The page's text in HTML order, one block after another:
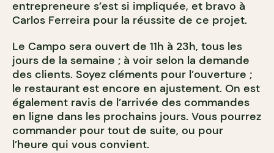
entrepreneure s’est si impliquée, et bravo à
Carlos Ferreira pour la réussite de ce projet.
Le Campo sera ouvert de 11h à 23h, tous les
jours de la semaine ; à voir selon la demande
des clients. Soyez cléments pour l’ouverture ;
le restaurant est encore en ajustement. On est
également ravis de l’arrivée des commandes
en ligne dans les prochains jours. Vous pourrez
commander pour tout de suite, ou pour
l’heure qui vous convient.